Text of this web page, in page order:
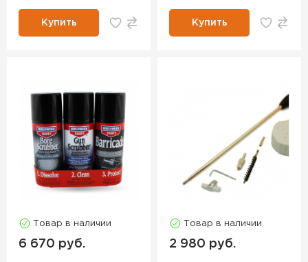
Купить Купить
Товар в наличии
6 670 руб.
Товар в наличии
2 980 руб.